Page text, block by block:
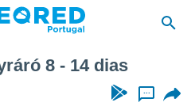
8 - 14 dias
...